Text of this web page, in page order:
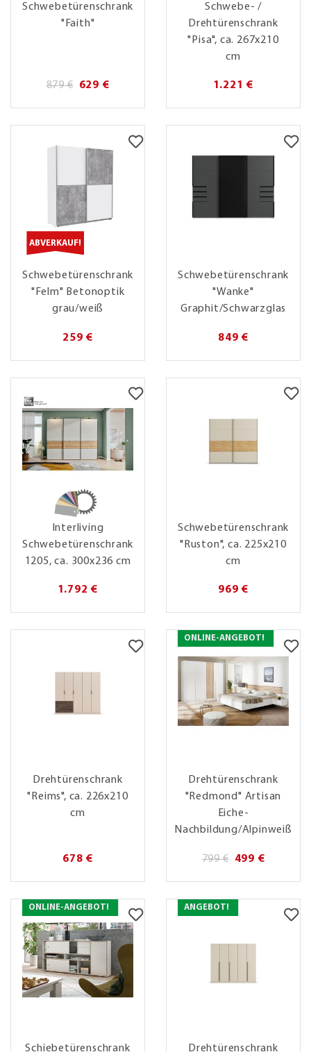
Schwebetürenschrank
"Faith"
879 € 629 €
Schwebe- /
Drehtürenschrank
"Pisa", ca. 267x210
cm
1.221 €
ABVERKAUF!
Schwebetürenschrank
"Felm" Betonoptik
grau/weiß
259 €
Schwebetürenschrank
"Wanke"
Graphit/Schwarzglas
849 €
Interliving
Schwebetürenschrank
1205, ca. 300x236 cm
1.792 €
Schwebetürenschrank
"Ruston", ca. 225x210
cm
969 €
Drehtürenschrank
"Reims", ca. 226x210
cm
678 €
ONLINE-ANGEBOT!
Drehtürenschrank
"Redmond" Artisan
Eiche-
Nachbildung/Alpinweiß
799 € 499 €
ONLINE-ANGEBOT!
Schiebetürenschrank
ANGEBOT!
Drehtürenschrank